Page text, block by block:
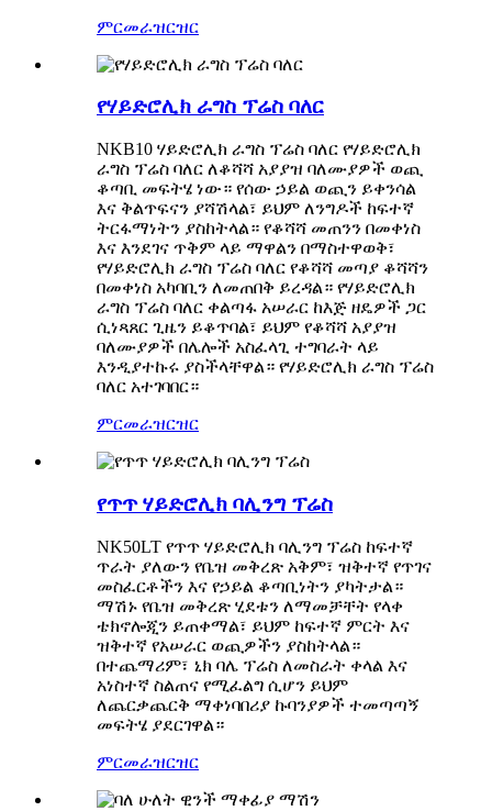
ምርመራዝርዝር
የሃይድሮሊክ ራግስ ፕሬስ ባለር
NKB10 ሃይድሮሊክ ራግስ ፕሬስ ባለር የሃይድሮሊክ
ራግስ ፕሬስ ባለር ለቆሻሻ አያያዝ ባለሙያዎች ወጪ
ቆጣቢ መፍትሄ ነው። የሰው ኃይል ወጪን ይቀንሳል
እና ቅልጥፍናን ያሻሽላል፣ ይህም ለንግዶች ከፍተኛ
ትርፋማነትን ያስከትላል። የቆሻሻ መጠንን በመቀነስ
እና እንደገና ጥቅም ላይ ማዋልን በማስተዋወቅ፣
የሃይድሮሊክ ራግስ ፕሬስ ባለር የቆሻሻ መጣያ ቆሻሻን
በመቀነስ አካባቢን ለመጠበቅ ይረዳል። የሃይድሮሊክ
ራግስ ፕሬስ ባለር ቀልጣፋ አሠራር ከእጅ ዘዴዎች ጋር
ሲነጻጸር ጊዜን ይቆጥባል፣ ይህም የቆሻሻ አያያዝ
ባለሙያዎች በሌሎች አስፈላጊ ተግባራት ላይ
እንዲያተኩሩ ያስችላቸዋል። የሃይድሮሊክ ራግስ ፕሬስ
ባለር አተገባበር።
ምርመራዝርዝር
የጥጥ ሃይድሮሊክ ባሊንግ ፕሬስ
NK50LT የጥጥ ሃይድሮሊክ ባሊንግ ፕሬስ ከፍተኛ
ጥራት ያለውን የቤዝ መቅረጽ አቅም፣ ዝቅተኛ የጥገና
መስፈርቶችን እና የኃይል ቆጣቢነትን ያካትታል።
ማሽኑ የቤዝ መቅረጽ ሂደቱን ለማመቻቸት የላቀ
ቴክኖሎጂን ይጠቀማል፣ ይህም ከፍተኛ ምርት እና
ዝቅተኛ የአሠራር ወጪዎችን ያስከትላል።
በተጨማሪም፣ ኒክ ባሌ ፕሬስ ለመስራት ቀላል እና
አነስተኛ ስልጠና የሚፈልግ ሲሆን ይህም
ለጨርቃጨርቅ ማቀነባበሪያ ኩባንያዎች ተመጣጣኝ
መፍትሄ ያደርገዋል።
ምርመራዝርዝር